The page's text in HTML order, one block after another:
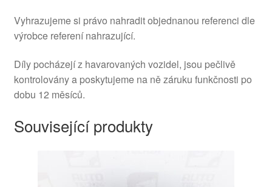
Vyhrazujeme si právo nahradit objednanou referenci dle
výrobce referení nahrazující.
Díly pocházejí z havarovaných vozidel, jsou pečlivě
kontrolovány a poskytujeme na ně záruku funkčnosti po
dobu 12 měsíců.
Související produkty